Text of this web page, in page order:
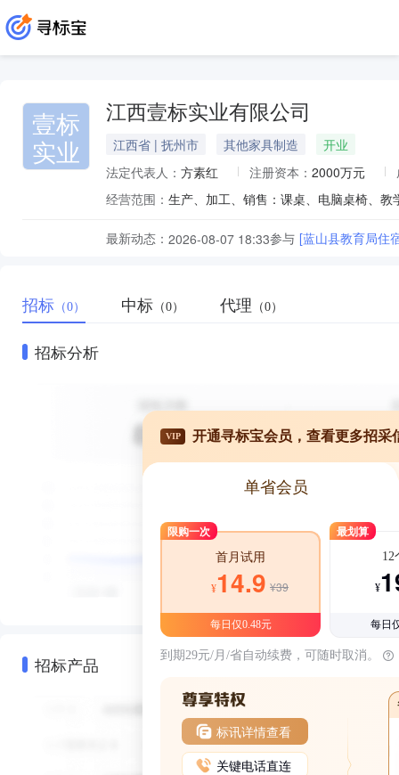
壹标
实业
江西壹标实业有限公司
江西省 | 抚州市 其他家具制造
开业
法定代表人： 方素红 注册资本： 2000万元
经营范围：
最新动态： 2026-08-07 18:33参与 [蓝山县教育局住
招标 （0） 中标 （0） 代理 （0）
招标分析
招标产品
VIP 开通寻标宝会员，查看更多招采
单省会员
限购一次
首月试用
¥14.9 ¥39
每日仅0.48元
最划算
12
¥
每日
到期29元/月/省自动续费，可随时取消。
标讯详情查看
关键电话直连